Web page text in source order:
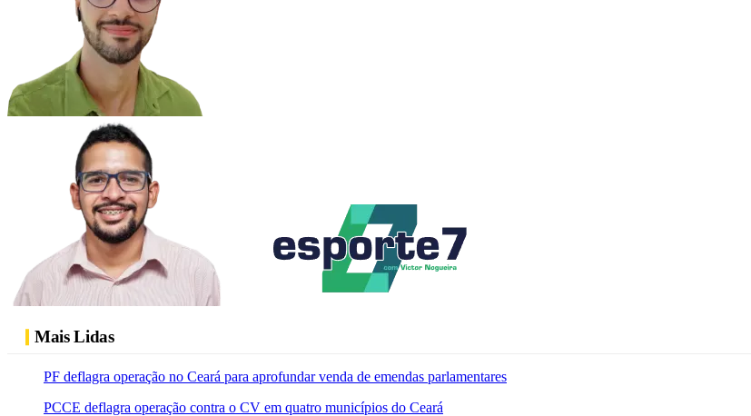
Mais Lidas
PF deflagra operação no Ceará para aprofundar venda de emendas parlamentares
PCCE deflagra operação contra o CV em quatro municípios do Ceará